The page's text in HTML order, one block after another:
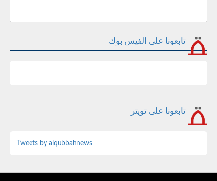
تابعونا على الفيس بوك
تابعونا على تويتر
Tweets by alqubbahnews